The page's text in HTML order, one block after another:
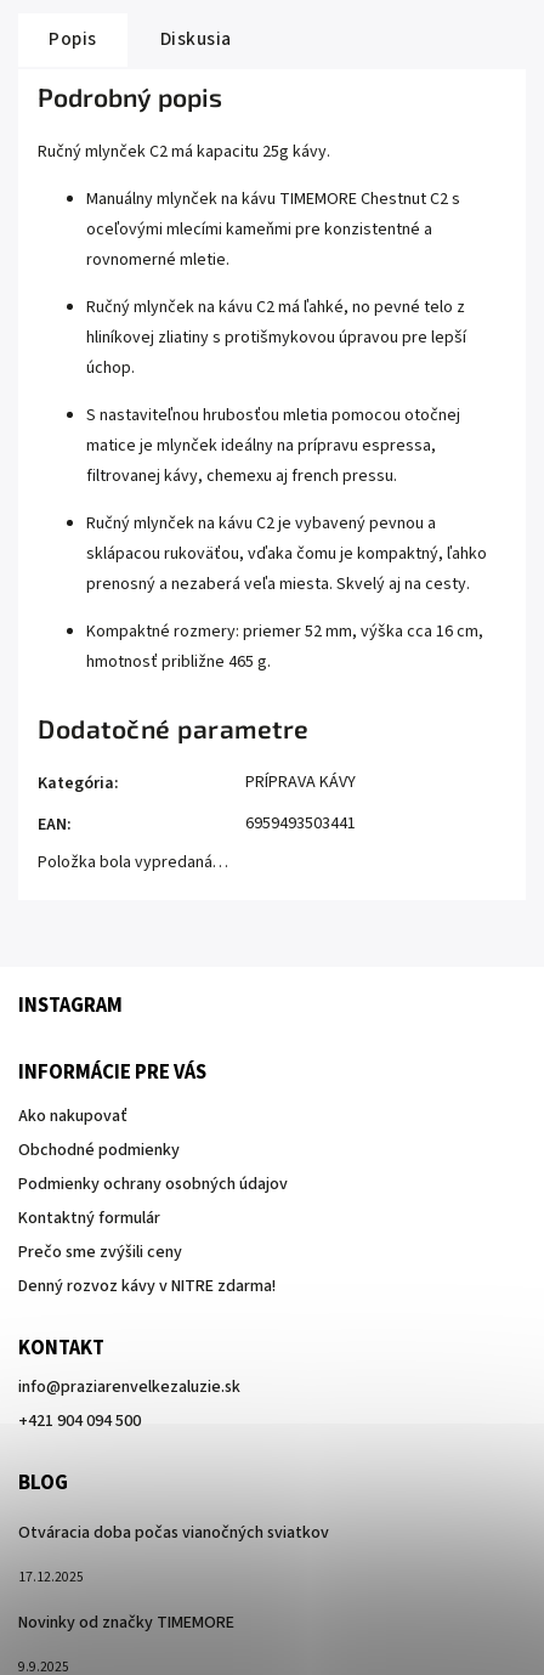
Popis Diskusia
Podrobný popis
Ručný mlynček C2 má kapacitu 25g kávy.
Manuálny mlynček na kávu TIMEMORE Chestnut C2 s
oceľovými mlecími kameňmi pre konzistentné a
rovnomerné mletie.
Ručný mlynček na kávu C2 má ľahké, no pevné telo z
hliníkovej zliatiny s protišmykovou úpravou pre lepší
úchop.
S nastaviteľnou hrubosťou mletia pomocou otočnej
matice je mlynček ideálny na prípravu espressa,
filtrovanej kávy, chemexu aj french pressu.
Ručný mlynček na kávu C2 je vybavený pevnou a
sklápacou rukoväťou, vďaka čomu je kompaktný, ľahko
prenosný a nezaberá veľa miesta. Skvelý aj na cesty.
Kompaktné rozmery: priemer 52 mm, výška cca 16 cm,
hmotnosť približne 465 g.
Dodatočné parametre
Kategória:
PRÍPRAVA KÁVY
EAN:
6959493503441
Položka bola vypredaná…
INSTAGRAM
INFORMÁCIE PRE VÁS
Ako nakupovať
Obchodné podmienky
Podmienky ochrany osobných údajov
Kontaktný formulár
Prečo sme zvýšili ceny
Denný rozvoz kávy v NITRE zdarma!
KONTAKT
info@praziarenvelkezaluzie.sk
+421 904 094 500
BLOG
Otváracia doba počas vianočných sviatkov
17.12.2025
Novinky od značky TIMEMORE
9.9.2025